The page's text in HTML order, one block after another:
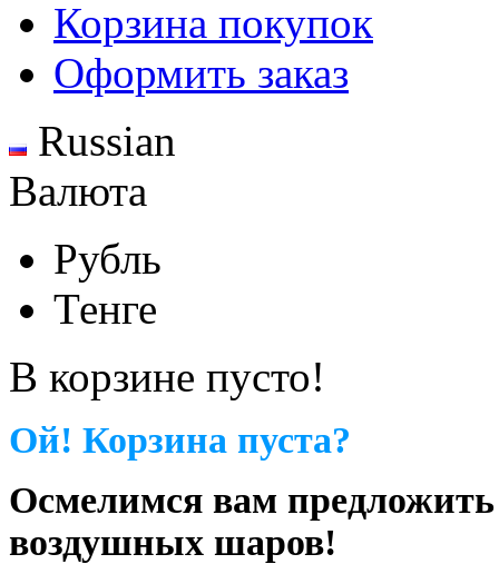
Корзина покупок
Оформить заказ
Russian
Валюта
Рубль
Тенге
В корзине пусто!
Ой! Корзина пуста?
Осмелимся вам
воздушных шаров!